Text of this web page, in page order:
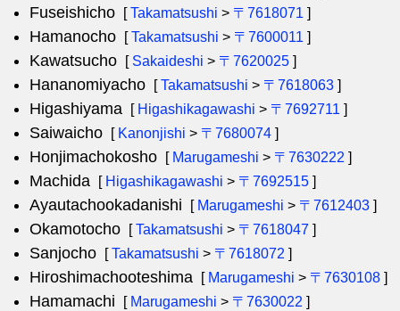
Fuseishicho [Takamatsushi > 〒7618071 ]
Hamanocho [Takamatsushi > 〒7600011 ]
Kawatsucho [ Sakaideshi > 〒7620025 ]
Hananomiyacho [Takamatsushi > 〒7618063 ]
Higashiyama [ Higashikagawashi > 〒7692711 ]
Saiwaicho [ Kanonjishi > 〒7680074 ]
Honjimachokosho [ Marugameshi > 〒7630222 ]
Machida [ Higashikagawashi > 〒7692515 ]
Ayautachookadanishi [ Marugameshi > 〒7612403 ]
Okamotocho [Takamatsushi > 〒7618047 ]
Sanjocho [Takamatsushi > 〒7618072 ]
Hiroshimachooteshima [ Marugameshi > 〒7630108 ]
Hamamachi [ Marugameshi > 〒7630022 ]